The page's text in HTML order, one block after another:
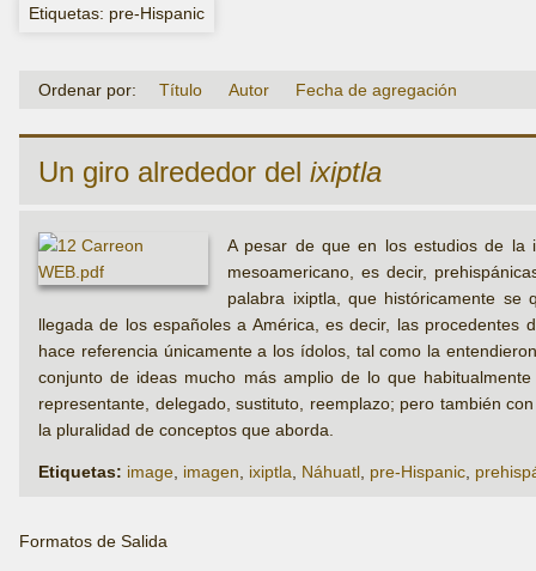
Etiquetas: pre-Hispanic
Ordenar por: Título Autor Fecha de agregación
Un giro alrededor del ixiptla
A pesar de que en los estudios de la
mesoamericano, es decir,
palabra ixiptla, que históricamente
llegada de los españoles a América, es decir, las
hace referencia únicamente a los ídolos, tal como la
conjunto de ideas mucho más amplio de lo que
representante, delegado, sustituto, reemplazo; pero también
la pluralidad de conceptos que aborda.
Etiquetas: image imagen ixiptla Náhuatl pre-Hispanic
Formatos de Salida